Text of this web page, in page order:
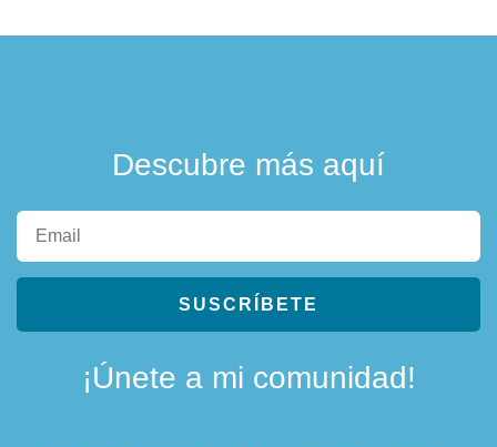
Descubre más aquí
SUSCRÍBETE
¡Únete a mi comunidad!